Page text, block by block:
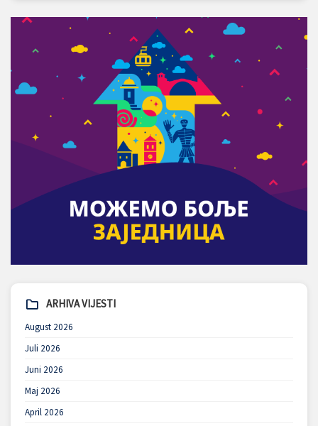
ARHIVA VIJESTI
August 2026
Juli 2026
Juni 2026
Maj 2026
April 2026